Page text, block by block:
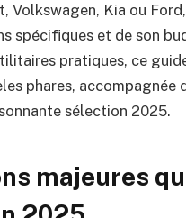
Volkswagen, Kia ou
spécifiques et de son
pratiques, ce
phares,
sélection 2025.
majeures